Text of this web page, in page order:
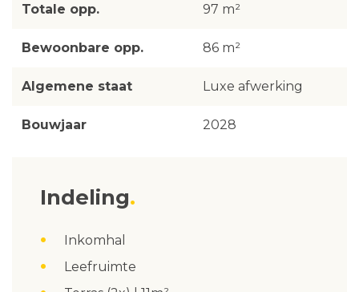
Totale opp. 97 m²
Bewoonbare opp. 86 m²
Algemene staat Luxe afwerking
Bouwjaar 2028
Indeling
Inkomhal
Leefruimte